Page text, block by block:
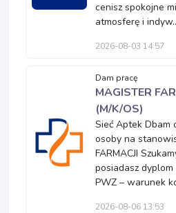
cenisz spokojne
atmosferę i
2026-08-03 14:57
Dam pracę
MAGISTER
(M/K/OS)
Sieć Aptek Dbam
osoby na
FARMACJI
posiadasz
PWZ – warunek
2026-08-06 13:53